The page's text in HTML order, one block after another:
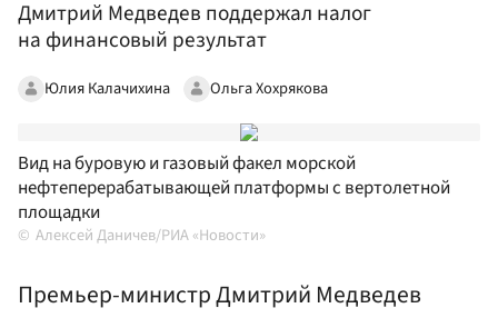
Дмитрий Медведев поддержал налог
на финансовый результат
Юлия Калачихина Ольга Хохрякова
Вид на буровую и газовый факел морской
нефтеперерабатывающей платформы с вертолетной
площадки
Алексей Даничев/РИА «Новости»
Премьер-министр Дмитрий Медведев